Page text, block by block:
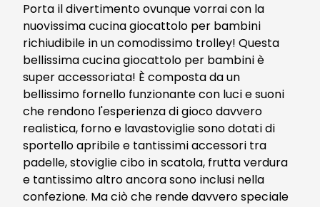
Porta il divertimento ovunque vorrai con la
nuovissima cucina giocattolo per bambini
richiudibile in un comodissimo trolley! Questa
bellissima cucina giocattolo per bambini è
super accessoriata! È composta da un
bellissimo fornello funzionante con luci e suoni
che rendono l'esperienza di gioco davvero
realistica, forno e lavastoviglie sono dotati di
sportello apribile e tantissimi accessori tra
padelle, stoviglie cibo in scatola, frutta verdura
e tantissimo altro ancora sono inclusi nella
confezione. Ma ciò che rende davvero speciale